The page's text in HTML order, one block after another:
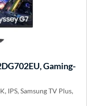
Gaming-
IPS, Samsung TV Plus,